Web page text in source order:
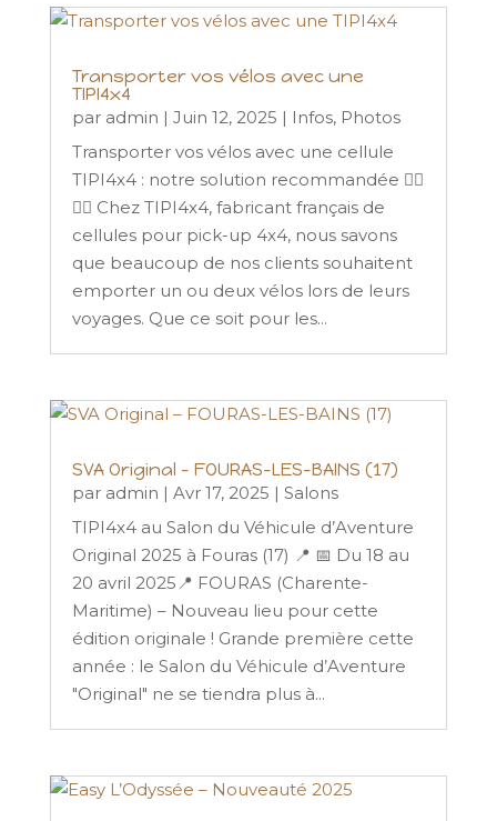
Transporter vos vélos avec une
TIPI4x4
par admin | Juin 12, 2025 | Infos, Photos
Transporter vos vélos avec une cellule
TIPI4x4 : notre solution recommandée 🚴‍♂️
🚴‍♀️ Chez TIPI4x4, fabricant français de
cellules pour pick-up 4x4, nous savons
que beaucoup de nos clients souhaitent
emporter un ou deux vélos lors de leurs
voyages. Que ce soit pour les...
SVA Original – FOURAS-LES-BAINS (17)
par admin | Avr 17, 2025 | Salons
TIPI4x4 au Salon du Véhicule d’Aventure
Original 2025 à Fouras (17) 📍 📅 Du 18 au
20 avril 2025📍 FOURAS (Charente-
Maritime) – Nouveau lieu pour cette
édition originale ! Grande première cette
année : le Salon du Véhicule d’Aventure
"Original" ne se tiendra plus à...